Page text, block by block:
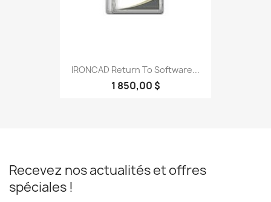
IRONCAD Return To Software...
1 850,00 $
Recevez nos actualités et offres
spéciales !